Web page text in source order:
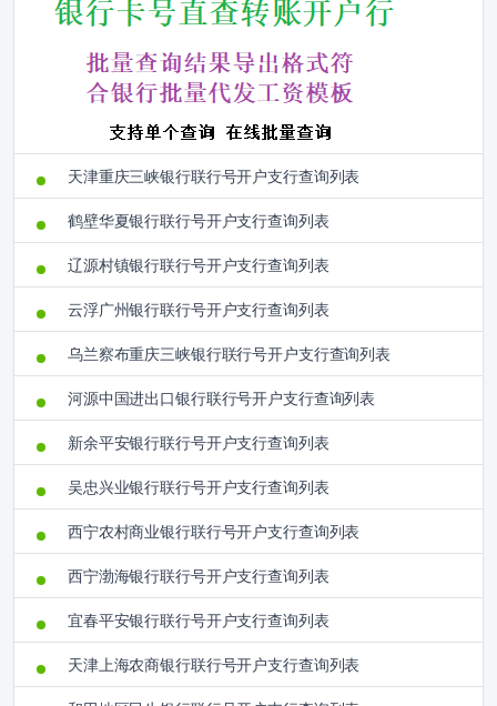
天津重庆三峡银行联行号开户支行查询列表
鹤壁华夏银行联行号开户支行查询列表
辽源村镇银行联行号开户支行查询列表
云浮广州银行联行号开户支行查询列表
乌兰察布重庆三峡银行联行号开户支行查询列表
河源中国进出口银行联行号开户支行查询列表
新余平安银行联行号开户支行查询列表
吴忠兴业银行联行号开户支行查询列表
西宁农村商业银行联行号开户支行查询列表
西宁渤海银行联行号开户支行查询列表
宜春平安银行联行号开户支行查询列表
天津上海农商银行联行号开户支行查询列表